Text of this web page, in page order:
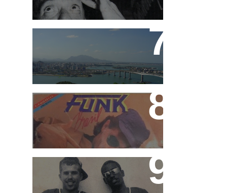
Funk Brasil e Rap Brasil
MC's Marquinhos (in
memorian) e Leleco